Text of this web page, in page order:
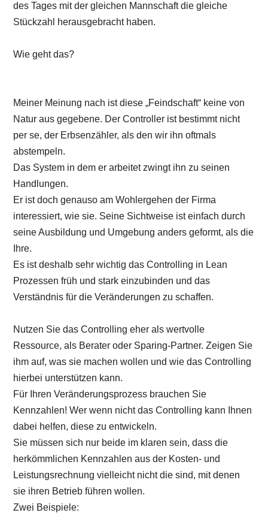
des Tages mit der gleichen Mannschaft die gleiche
Stückzahl herausgebracht haben.
Wie geht das?
Meiner Meinung nach ist diese „Feindschaft“ keine von
Natur aus gegebene. Der Controller ist bestimmt nicht
per se, der Erbsenzähler, als den wir ihn oftmals
abstempeln.
Das System in dem er arbeitet zwingt ihn zu seinen
Handlungen.
Er ist doch genauso am Wohlergehen der Firma
interessiert, wie sie. Seine Sichtweise ist einfach durch
seine Ausbildung und Umgebung anders geformt, als die
Ihre.
Es ist deshalb sehr wichtig das Controlling in Lean
Prozessen früh und stark einzubinden und das
Verständnis für die Veränderungen zu schaffen.
Nutzen Sie das Controlling eher als wertvolle
Ressource, als Berater oder Sparing-Partner. Zeigen Sie
ihm auf, was sie machen wollen und wie das Controlling
hierbei unterstützen kann.
Für Ihren Veränderungsprozess brauchen Sie
Kennzahlen! Wer wenn nicht das Controlling kann Ihnen
dabei helfen, diese zu entwickeln.
Sie müssen sich nur beide im klaren sein, dass die
herkömmlichen Kennzahlen aus der Kosten- und
Leistungsrechnung vielleicht nicht die sind, mit denen
sie ihren Betrieb führen wollen.
Zwei Beispiele: